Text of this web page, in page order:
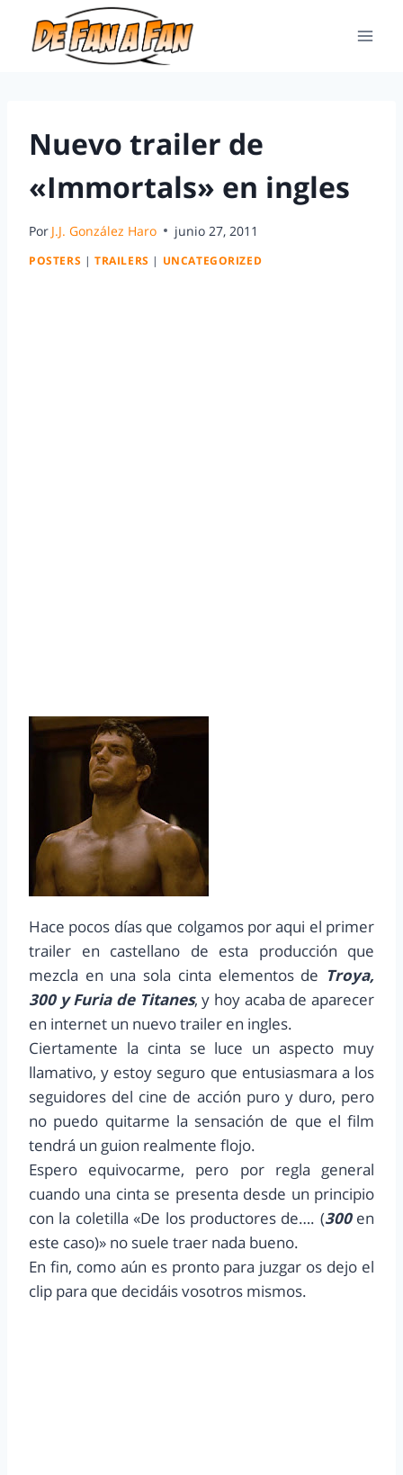
Nuevo trailer de
«Immortals» en ingles
Por J.J. González Haro junio 27, 2011
POSTERS | TRAILERS | UNCATEGORIZED
Hace pocos días que colgamos por aqui el primer
trailer en castellano de esta producción que
mezcla en una sola cinta elementos de Troya,
300 y Furia de Titanes, y hoy acaba de aparecer
en internet un nuevo trailer en ingles.
Ciertamente la cinta se luce un aspecto muy
llamativo, y estoy seguro que entusiasmara a los
seguidores del cine de acción puro y duro, pero
no puedo quitarme la sensación de que el film
tendrá un guion realmente flojo.
Espero equivocarme, pero por regla general
cuando una cinta se presenta desde un principio
con la coletilla «De los productores de…. (300en
este caso)» no suele traer nada bueno.
En fin, como aún es pronto para juzgar os dejo el
clip para que decidáis vosotros mismos.